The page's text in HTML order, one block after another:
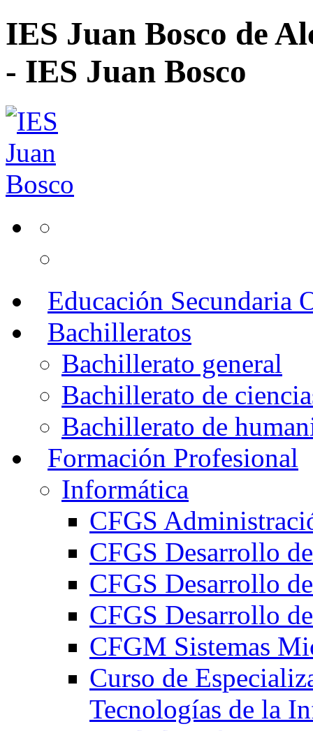
IES Juan Bosco de
- IES Juan Bosco
Educación Secundaria
Bachilleratos
Bachillerato general
Bachillerato de
Bachillerato de
Formación Profesional
Informática
CFGS
CFGS Desarrollo
CFGS Desarrollo
CFGS Desarrollo
CFGM Sistemas
Curso de
Tecnologías de la